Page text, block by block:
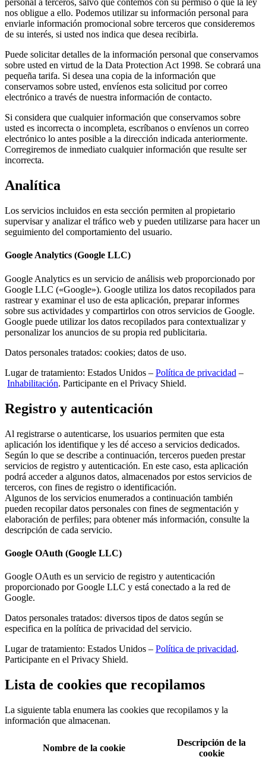
personal a terceros, salvo que contemos con su permiso o que la ley
nos obligue a ello. Podemos utilizar su información personal para
enviarle información promocional sobre terceros que consideremos
de su interés, si usted nos indica que desea recibirla.
Puede solicitar detalles de la información personal que conservamos
sobre usted en virtud de la Data Protection Act 1998. Se cobrará una
pequeña tarifa. Si desea una copia de la información que
conservamos sobre usted, envíenos esta solicitud por correo
electrónico a través de nuestra información de contacto.
Si considera que cualquier información que conservamos sobre
usted es incorrecta o incompleta, escríbanos o envíenos un correo
electrónico lo antes posible a la dirección indicada anteriormente.
Corregiremos de inmediato cualquier información que resulte ser
incorrecta.
Analítica
Los servicios incluidos en esta sección permiten al propietario
supervisar y analizar el tráfico web y pueden utilizarse para hacer un
seguimiento del comportamiento del usuario.
Google Analytics (Google LLC)
Google Analytics es un servicio de análisis web proporcionado por
Google LLC («Google»). Google utiliza los datos recopilados para
rastrear y examinar el uso de esta aplicación, preparar informes
sobre sus actividades y compartirlos con otros servicios de Google.
Google puede utilizar los datos recopilados para contextualizar y
personalizar los anuncios de su propia red publicitaria.
Datos personales tratados: cookies; datos de uso.
Lugar de tratamiento: Estados Unidos – Política de privacidad –
Inhabilitación. Participante en el Privacy Shield.
Registro y autenticación
Al registrarse o autenticarse, los usuarios permiten que esta
aplicación los identifique y les dé acceso a servicios dedicados.
Según lo que se describe a continuación, terceros pueden prestar
servicios de registro y autenticación. En este caso, esta aplicación
podrá acceder a algunos datos, almacenados por estos servicios de
terceros, con fines de registro o identificación.
Algunos de los servicios enumerados a continuación también
pueden recopilar datos personales con fines de segmentación y
elaboración de perfiles; para obtener más información, consulte la
descripción de cada servicio.
Google OAuth (Google LLC)
Google OAuth es un servicio de registro y autenticación
proporcionado por Google LLC y está conectado a la red de
Google.
Datos personales tratados: diversos tipos de datos según se
especifica en la política de privacidad del servicio.
Lugar de tratamiento: Estados Unidos – Política de privacidad.
Participante en el Privacy Shield.
Lista de cookies que recopilamos
La siguiente tabla enumera las cookies que recopilamos y la
información que almacenan.
Nombre de la cookie
Descripción de la
cookie